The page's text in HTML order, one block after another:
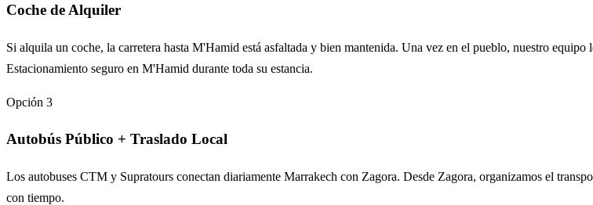
Coche de Alquiler
Si alquila un coche, la carretera hasta M'Hamid está asfaltada y bien mantenida. Una vez en el pueblo, nuestro
Estacionamiento seguro en M'Hamid durante toda su estancia.
Opción 3
Autobús Público + Traslado Local
Los autobuses CTM y Supratours conectan diariamente Marrakech con Zagora. Desde Zagora, organizamos el
con tiempo.